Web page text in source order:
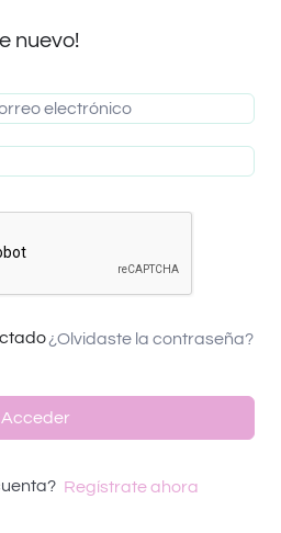
nuevo!
¿Olvidaste la contraseña?
Acceder
Regístrate ahora